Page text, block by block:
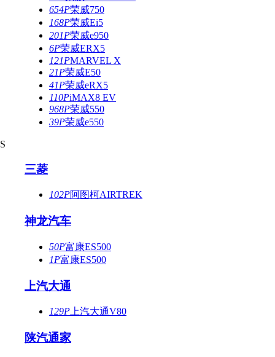
654P荣威750
168P荣威Ei5
201P荣威e950
6P荣威ERX5
121PMARVEL X
21P荣威E50
41P荣威eRX5
110PiMAX8 EV
968P荣威550
39P荣威e550
S
三菱
102P阿图柯AIRTREK
神龙汽车
50P富康ES500
1P富康ES500
上汽大通
129P 上汽大通V80
陕汽通家